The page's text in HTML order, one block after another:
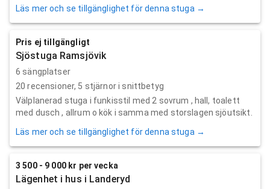
Läs mer och se tillgänglighet för denna stuga →
Pris ej tillgängligt
Sjöstuga Ramsjövik
6 sängplatser
20 recensioner, 5 stjärnor i snittbetyg
Välplanerad stuga i funkisstil med 2 sovrum , hall, toalett
med dusch , allrum o kök i samma med storslagen sjöutsikt.
Läs mer och se tillgänglighet för denna stuga →
3 500 - 9 000 kr per vecka
Lägenhet i hus i Landeryd